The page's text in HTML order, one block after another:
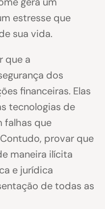
estresse que
sua vida.
que a
dos
financeiras. Elas
tecnologias de
falhas que
provar que
maneira ilícita
e jurídica
de todas as